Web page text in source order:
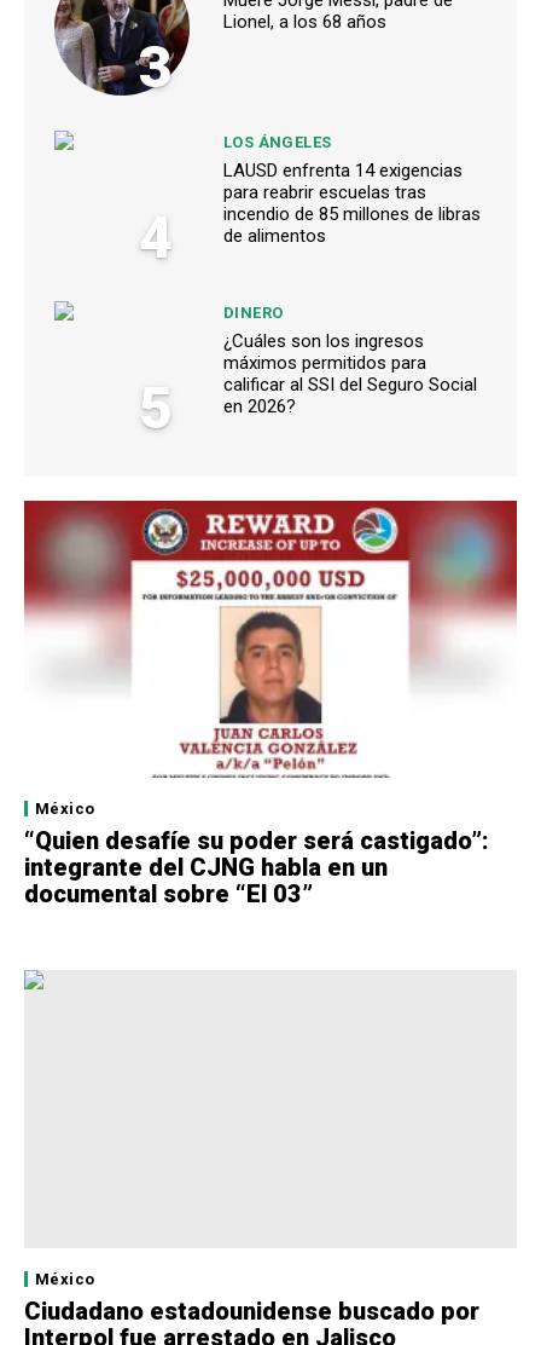
3
Lionel, a los 68 años
4
LOS ÁNGELES
LAUSD enfrenta 14 exigencias
para reabrir escuelas tras
incendio de 85 millones de libras
de alimentos
5
DINERO
¿Cuáles son los ingresos
máximos permitidos para
calificar al SSI del Seguro Social
en 2026?
México
“Quien desafíe su poder será castigado”:
integrante del CJNG habla en un
documental sobre “El 03”
México
Ciudadano estadounidense buscado por
Interpol fue arrestado en Jalisco